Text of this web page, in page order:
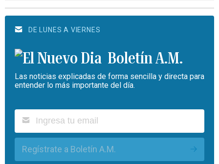
DE LUNES A VIERNES
Boletín A.M.
Las noticias explicadas de forma sencilla y directa para
entender lo más importante del día.
Regístrate a Boletín A.M.